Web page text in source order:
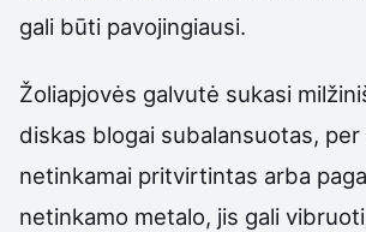
gali būti pavojingiausi.
Žoliapjovės galvutė sukasi
diskas blogai subalansuotas, per
netinkamai pritvirtintas arba
netinkamo metalo, jis gali